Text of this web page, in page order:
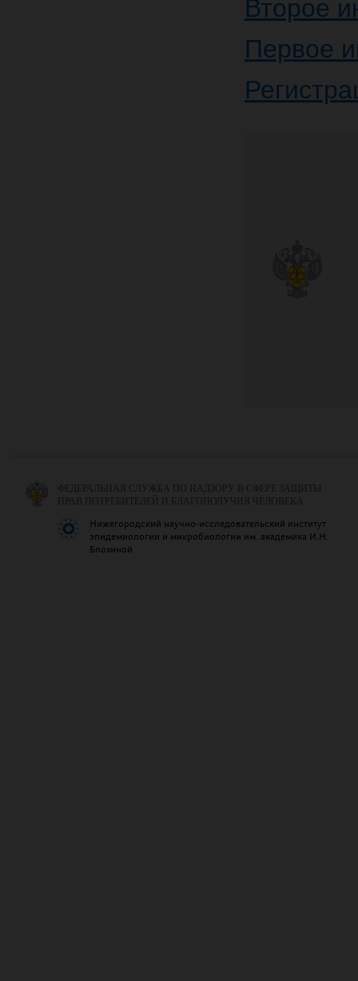
Второе
Первое
ФЕДЕРАЛЬНАЯ СЛУЖБА ПО НАДЗОРУ В СФЕРЕ ЗАЩИТЫ
ПРАВ ПОТРЕБИТЕЛЕЙ И БЛАГОПОЛУЧИЯ ЧЕЛОВЕКА
Нижегородский научно-исследовательский институт
эпидемиологии и микробиологии им. академика И.Н.
Блохиной